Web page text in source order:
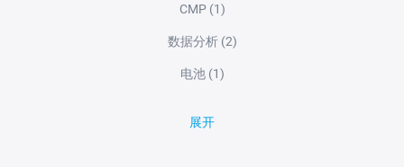
CMP (1)
数据分析 (2)
电池 (1)
展开